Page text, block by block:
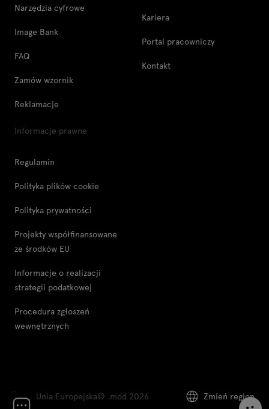
Narzędzia cyfrowe
Image Bank
FAQ
Zamów wzornik
Reklamacje
Kariera
Portal pracowniczy
Kontakt
Informacje prawne
Regulamin
Polityka plików cookie
Polityka prywatności
Projekty współfinansowane
ze środków EU
Informacje o realizacji
strategii podatkowej
Procedura zgłoszeń
wewnętrznych
Unia Europejska© .mdd 2026 Zmień region